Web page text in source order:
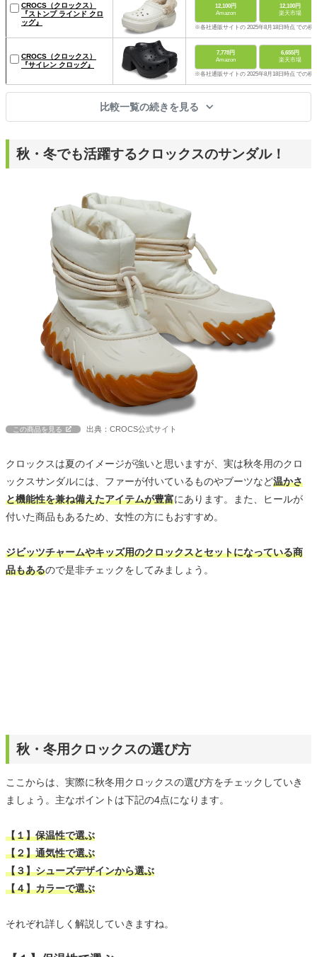
CROCS（クロックス）
『ストンプ ラインド クロ
ッグ』
12,100円
Amazon
12,100円
楽天市場
※各社通販サイトの 2025年8月18日時点 での税
CROCS（クロックス）
『サイレン クロッグ』
7,778円
Amazon
6,655円
楽天市場
※各社通販サイトの 2025年8月18日時点 での税
比較一覧の続きを見る
秋・冬でも活躍するクロックスのサンダル！
この商品を見る 出典：CROCS公式サイト
クロックスは夏のイメージが強いと思いますが、実は秋冬用のクロ
ックスサンダルには、ファーが付いているものやブーツなど温かさ
と機能性を兼ね備えたアイテムが豊富にあります。また、ヒールが
付いた商品もあるため、女性の方にもおすすめ。
ジビッツチャームやキッズ用のクロックスとセットになっている商
品もあるので是非チェックをしてみましょう。
秋・冬用クロックスの選び方
ここからは、実際に秋冬用クロックスの選び方をチェックしていき
ましょう。主なポイントは下記の4点になります。
【１】保温性で選ぶ
【２】通気性で選ぶ
【３】シューズデザインから選ぶ
【４】カラーで選ぶ
それぞれ詳しく解説していきますね。